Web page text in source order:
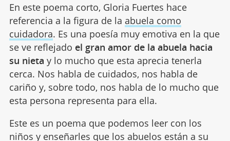
En este poema corto, Gloria Fuertes hace
referencia a la figura de la abuela como
cuidadora. Es una poesía muy emotiva en la que
se ve reflejado el gran amor de la abuela hacia
su nieta y lo mucho que esta aprecia tenerla
cerca. Nos habla de cuidados, nos habla de
cariño y, sobre todo, nos habla de lo mucho que
esta persona representa para ella.
Este es un poema que podemos leer con los
niños y enseñarles que los abuelos están a su